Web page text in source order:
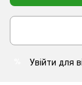
Увійти для